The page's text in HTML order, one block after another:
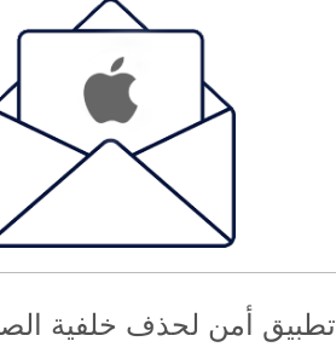
تطبيق أمن لحذف خلفية